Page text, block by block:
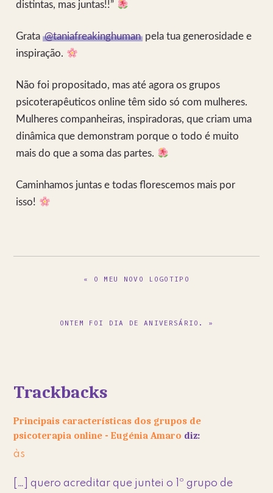
distintas, mas juntas!!”
Grata@taniafreakinghuman pela tua generosidade e
inspiração.
Não foi propositado, mas até agora os grupos
psicoterapêuticos online têm sido só com mulheres.
Mulheres companheiras, inspiradoras, que criam uma
dinâmica que demonstram porque o todo é muito
mais do que a soma das partes.
Caminhamos juntas e todas florescemos mais por
isso!
PREVIOUS
« O MEU NOVO LOGOTIPO
NEXT
ONTEM FOI DIA DE ANIVERSÁRIO. »
Reader
Interactions
Trackbacks
Principais características dos grupos de
psicoterapia online - Eugénia Amaro diz:
às
[…] quero acreditar que juntei o 1º grupo de